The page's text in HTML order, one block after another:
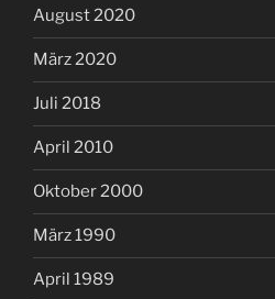
August 2020
März 2020
Juli 2018
April 2010
Oktober 2000
März 1990
April 1989